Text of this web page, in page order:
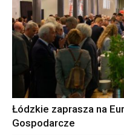
Łódzkie zaprasza na
Gospodarcze